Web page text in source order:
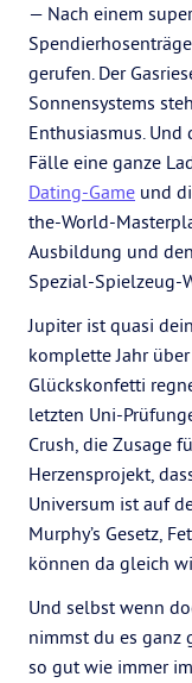
— Nach einem
gerufen. Der
Sonnensystems
Enthusiasmus.
Fälle eine ganze
Dating-Game und
the-World-
Ausbildung und
Spezial-Spielzeug-
Jupiter ist quasi
komplette Jahr
Glückskonfetti
letzten Uni-
Crush, die Zusage
Herzensprojekt,
Universum ist auf
Murphy’s Gesetz,
können da gleich
Und selbst wenn
nimmst du es ganz
so gut wie immer